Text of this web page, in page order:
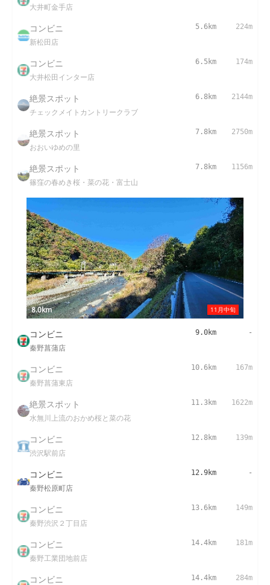
大井町金手店
コンビニ
新松田店
5.6km 224m
コンビニ
大井松田インター店
6.5km 174m
絶景スポット
チェックメイトカントリークラブ
6.8km 2144m
絶景スポット
おおいゆめの里
7.8km 2750m
絶景スポット
篠窪の春めき桜・菜の花・富士山
7.8km 1156m
11月中旬
8.0km
コンビニ
秦野菖蒲店
9.0km -
コンビニ
秦野菖蒲東店
10.6km 167m
絶景スポット
水無川上流のおかめ桜と菜の花
11.3km 1622m
コンビニ
渋沢駅前店
12.8km 139m
コンビニ
秦野松原町店
12.9km -
コンビニ
秦野渋沢２丁目店
13.6km 149m
コンビニ
秦野工業団地前店
14.4km 181m
コンビニ 14.4km 284m